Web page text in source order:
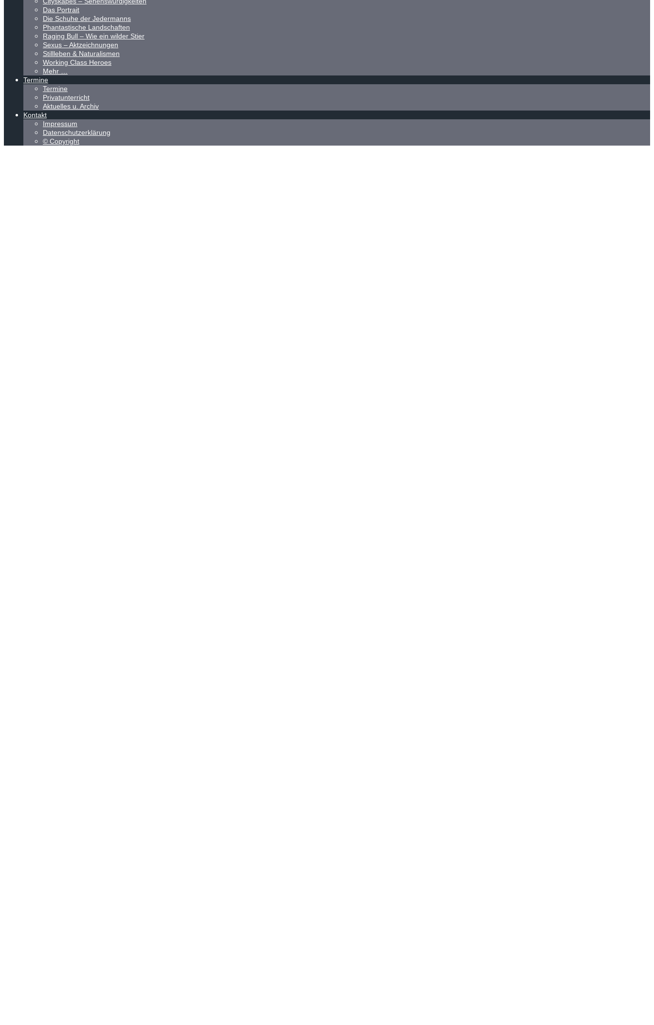
Das Portrait
Die Schuhe der Jedermanns
Phantastische Landschaften
Raging Bull – Wie ein wilder Stier
Sexus – Aktzeichnungen
Stillleben & Naturalismen
Working Class Heroes
Mehr …
Termine
Termine
Privatunterricht
Aktuelles u. Archiv
Kontakt
Impressum
Datenschutzerklärung
© Copyright